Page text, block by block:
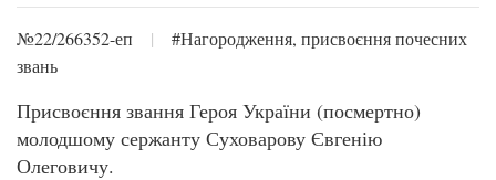
№22/266352-еп |
#Нагородження, присвоєння почесних
звань
Присвоєння звання Героя України (посмертно)
молодшому сержанту Суховарову Євгенію
Олеговичу.